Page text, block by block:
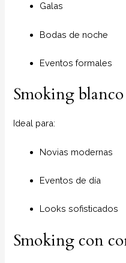
Galas
Bodas de noche
Eventos formales
Smoking blanco
Ideal para:
Novias modernas
Eventos de día
Looks sofisticados
Smoking con